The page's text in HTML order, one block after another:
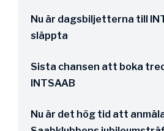
Nu är dagsbiljetterna till
släppta
Sista chansen att boka
INTSAAB
Nu är det hög tid att